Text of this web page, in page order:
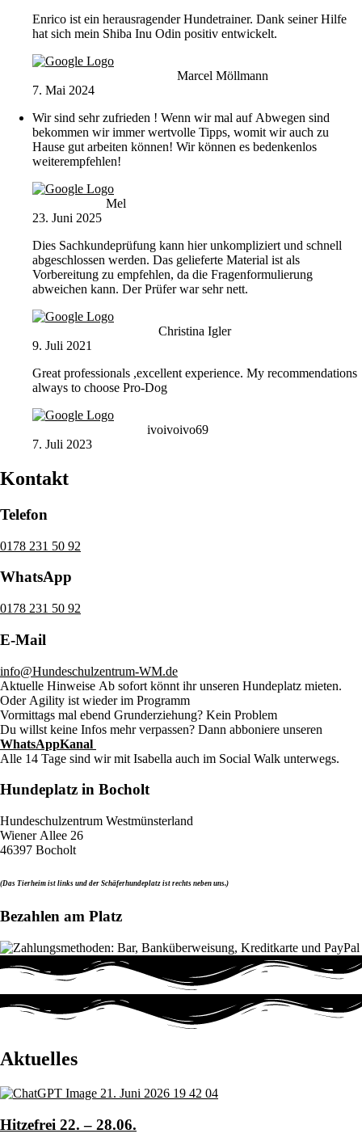
Enrico ist ein herausragender Hundetrainer. Dank seiner Hilfe
hat sich mein Shiba Inu Odin positiv entwickelt.
Marcel Möllmann
7. Mai 2024
Wir sind sehr zufrieden ! Wenn wir mal auf Abwegen sind
bekommen wir immer wertvolle Tipps, womit wir auch zu
Hause gut arbeiten können! Wir können es bedenkenlos
weiterempfehlen!
Mel
23. Juni 2025
Dies Sachkundeprüfung kann hier unkompliziert und schnell
abgeschlossen werden. Das gelieferte Material ist als
Vorbereitung zu empfehlen, da die Fragenformulierung
abweichen kann. Der Prüfer war sehr nett.
Christina Igler
9. Juli 2021
Great professionals ,excellent experience. My recommendations
always to choose Pro-Dog
ivoivoivo69
7. Juli 2023
Kontakt
Telefon
0178 231 50 92
WhatsApp
0178 231 50 92
E-Mail
info@Hundeschulzentrum-WM.de
Aktuelle Hinweise Ab sofort könnt ihr unseren Hundeplatz mieten.
Oder Agility ist wieder im Programm
Vormittags mal ebend Grunderziehung? Kein Problem
Du willst keine Infos mehr verpassen? Dann abboniere unseren
WhatsAppKanal
Alle 14 Tage sind wir mit Isabella auch im Social Walk unterwegs.
Hundeplatz in Bocholt
Hundeschulzentrum Westmünsterland
Wiener Allee 26
46397 Bocholt
(Das Tierheim ist links und der Schäferhundeplatz ist rechts neben uns.)
Bezahlen am Platz
Aktuelles
Hitzefrei 22. – 28.06.